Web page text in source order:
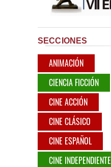
SECCIONES
ANIMACIÓN
CIENCIA FICCIÓN
CINE ACCIÓN
CINE CLÁSICO
CINE ESPAÑOL
CINE INDEPENDIENTE